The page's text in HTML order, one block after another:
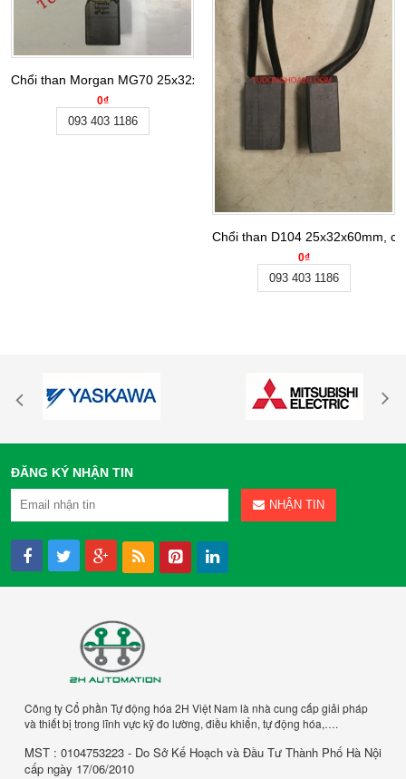
Chổi than Morgan MG70 25x32x50 mm Carbon brush
0₫
093 403 1186
Chổi than D104 25x32x60mm,
0₫
093 403 1186
ĐĂNG KÝ NHẬN TIN
NHẬN TIN
Công ty Cổ phần Tự động hóa 2H Việt Nam là nhà cung cấp giải pháp
và thiết bị trong lĩnh vực kỹ đo lường, điều khiển, tự động hóa,….
MST : 0104753223 - Do Sở Kế Hoạch và Đầu Tư Thành Phố Hà Nội
cấp ngày 17/06/2010